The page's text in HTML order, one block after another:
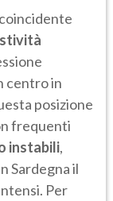
centro in
posizione
frequenti
instabili,
Sardegna il
Per